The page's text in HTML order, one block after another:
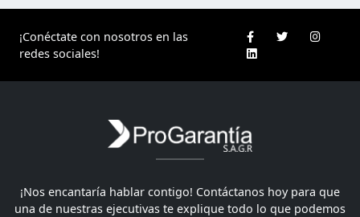
¡Conéctate con nosotros en las
redes sociales!
¡Nos encantaría hablar contigo! Contáctanos hoy para que
una de nuestras ejecutivas te explique todo lo que podemos